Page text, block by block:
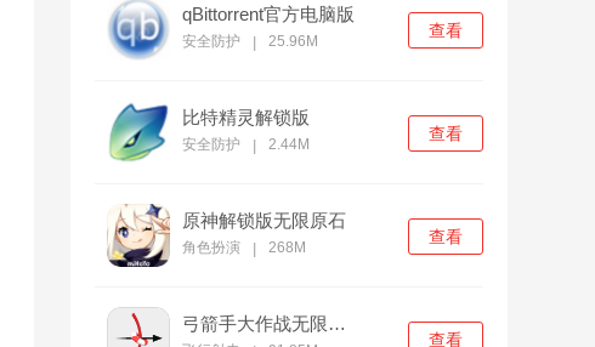
qBittorrent官方电脑版
安全防护 25.96M
查看
比特精灵解锁版
安全防护 2.44M
查看
原神解锁版无限原石
角色扮演 268M
查看
弓箭手大作战无限金币版
查看